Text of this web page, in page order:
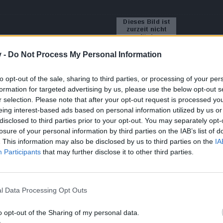
- Do Not Process My Personal Information
opt-out of the sale, sharing to third parties, or processing of your
for targeted advertising by us, please use the below opt-out
selection. Please note that after your opt-out request is processed
interest-based ads based on personal information utilized by us
to third parties prior to your opt-out. You may separately
of your personal information by third parties on the IAB’s list of
This information may also be disclosed by us to third parties on the
Participants that may further disclose it to other third parties.
Data Processing Opt Outs
opt-out of the Sharing of my personal data.
News -Support-FAQ-Forenregeln
Punkten kaufen.
'Neuer Freundin' die vorgestellt werden soll.
die Errungenschaftspunkte kriegen?